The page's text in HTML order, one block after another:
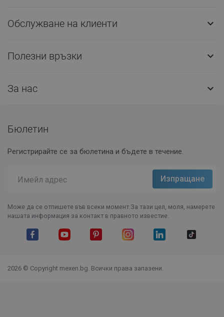
Обслужване на клиенти 
Полезни връзки 
За нас 
Бюлетин
Регистрирайте се за бюлетина и бъдете в течение.
Може да се отпишете във всеки момент.За тази цел, моля, намерете
нашата информация за контакт в правното известие.
2026 © Copyright mexen.bg. Всички права запазени.